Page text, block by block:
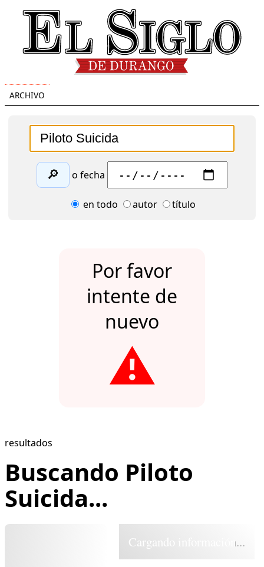
ARCHIVO
🔎 o fecha
en todo autor título
Por favor
intente de
nuevo
⚠️
resultados
Buscando Piloto
Suicida...
Cargando información...